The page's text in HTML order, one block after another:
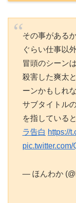
その事がある
ぐらい仕事以
冒頭のシーン
殺害した爽太
ーンかもしれ
サブタイトル
を指している
ラ告白 https://
— ほんわか